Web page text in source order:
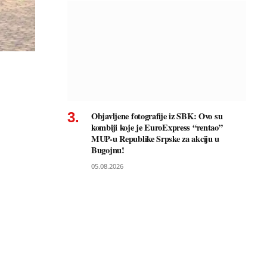
Objavljene fotografije iz SBK: Ovo su
kombiji koje je EuroExpress “rentao”
MUP-u Republike Srpske za akciju u
Bugojnu!
05.08.2026